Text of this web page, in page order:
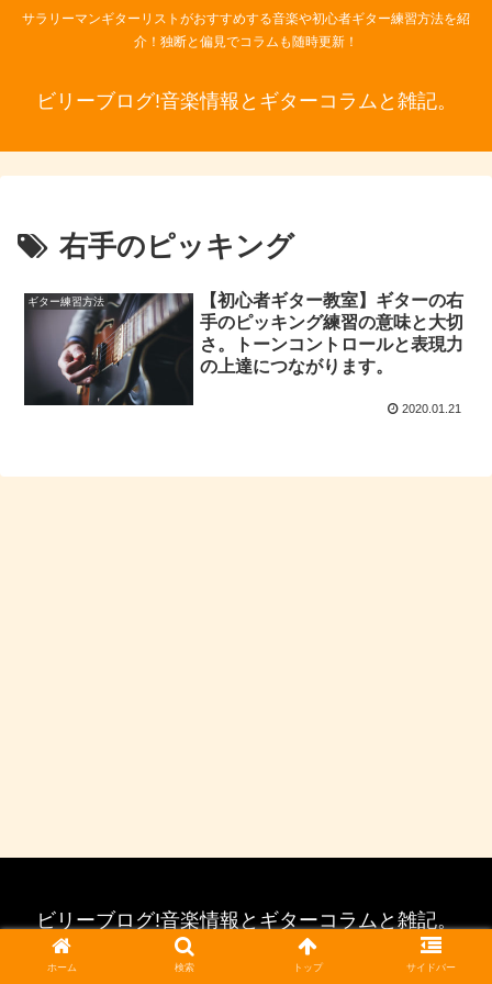
サラリーマンギターリストがおすすめする音楽や初心者ギター練習方法を紹
介！独断と偏見でコラムも随時更新！
ビリーブログ!音楽情報とギターコラムと雑記。
右手のピッキング
ギター練習方法
【初心者ギター教室】ギターの右
手のピッキング練習の意味と大切
さ。トーンコントロールと表現力
の上達につながります。
2020.01.21
ビリーブログ!音楽情報とギターコラムと雑記。
© 2019 ビリーブログ!音楽情報とギターコラムと雑記。.
ホーム 検索 トップ サイドバー